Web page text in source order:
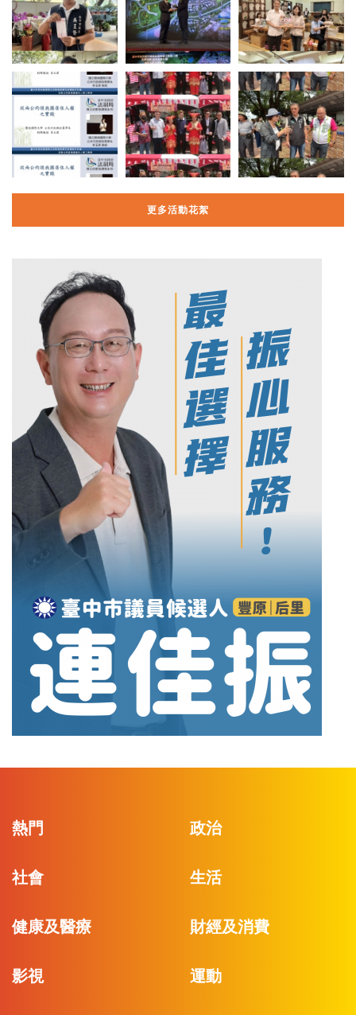
更多活動花絮
熱門 政治
社會 生活
健康及醫療 財經及消費
影視 運動